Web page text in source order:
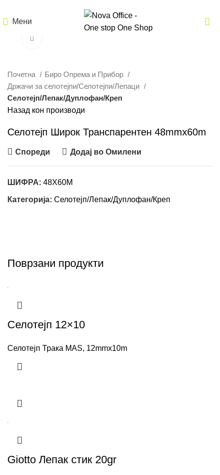
Мени
Почетна
Биро Опрема и Прибор
Држачи за селотејпи/Селотејпи/Лепаци
Селотејп/Лепак/Дуплофан/Креп
Назад кон производи
Селотејп Широк Транспарентен 48mmx60m
Спореди Додај во Омилени
ШИФРА: 48X60M
Категорија: Селотејп/Лепак/Дуплофан/Креп
Поврзани продукти
Селотејп 12×10
Селотејп Трака MAS, 12mmx10m
Giotto Лепак стик 20gr